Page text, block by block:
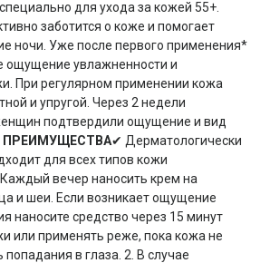
для ухода за кожей 55+.
заботится о коже и помогает
ночи. Уже после первого применения*
ощущение увлажненности и
При регулярном применении кожа
и упругой. Через 2 недели
подтвердили ощущение и вид
ПРЕИМУЩЕСТВА✔ Дерматологически
для всех типов кожи
Каждый вечер наносить крем на
и шеи. Если возникает ощущение
наносите средство через 15 минут
или применять реже, пока кожа не
попадания в глаза. 2. В случае